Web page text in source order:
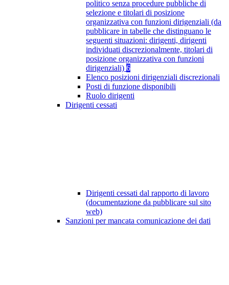
politico senza procedure pubbliche di
selezione e titolari di posizione
organizzativa con funzioni dirigenziali (da
pubblicare in tabelle che distinguano le
seguenti situazioni: dirigenti, dirigenti
individuati discrezionalmente, titolari di
posizione organizzativa con funzioni
dirigenziali) 6
Elenco posizioni dirigenziali discrezionali
Posti di funzione disponibili
Ruolo dirigenti
Dirigenti cessati
Dirigenti cessati dal rapporto di lavoro
(documentazione da pubblicare sul sito
web)
Sanzioni per mancata comunicazione dei dati